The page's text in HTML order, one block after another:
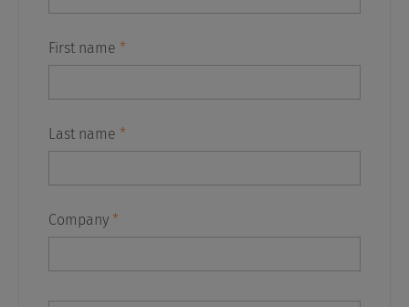
First name *
Last name *
Company *